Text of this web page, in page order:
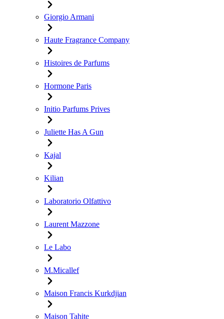
Giorgio Armani
Haute Fragrance Company
Histoires de Parfums
Hormone Paris
Initio Parfums Prives
Juliette Has A Gun
Kajal
Kilian
Laboratorio Olfattivo
Laurent Mazzone
Le Labo
M.Micallef
Maison Francis Kurkdjian
Maison Tahite